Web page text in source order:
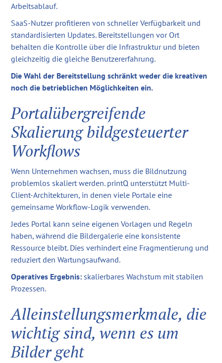
Arbeitsablauf.
SaaS-Nutzer profitieren von schneller Verfügbarkeit und
standardisierten Updates. Bereitstellungen vor Ort
behalten die Kontrolle über die Infrastruktur und bieten
gleichzeitig die gleiche Benutzererfahrung.
Die Wahl der Bereitstellung schränkt weder die kreativen
noch die betrieblichen Möglichkeiten ein.
Portalübergreifende
Skalierung bildgesteuerter
Workflows
Wenn Unternehmen wachsen, muss die Bildnutzung
problemlos skaliert werden. printQ unterstützt Multi-
Client-Architekturen, in denen viele Portale eine
gemeinsame Workflow-Logik verwenden.
Jedes Portal kann seine eigenen Vorlagen und Regeln
haben, während die Bildergalerie eine konsistente
Ressource bleibt. Dies verhindert eine Fragmentierung und
reduziert den Wartungsaufwand.
Operatives Ergebnis: skalierbares Wachstum mit stabilen
Prozessen.
Alleinstellungsmerkmale, die
wichtig sind, wenn es um
Bilder geht